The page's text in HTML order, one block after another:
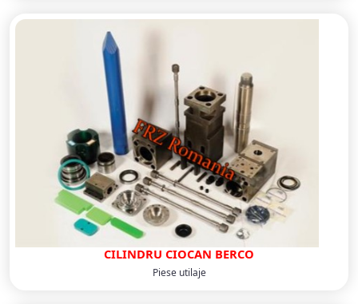
CILINDRU CIOCAN BERCO
Piese utilaje